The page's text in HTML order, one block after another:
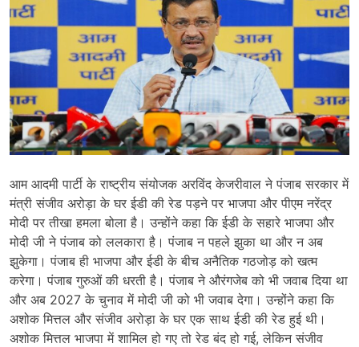
आम आदमी पार्टी के राष्ट्रीय संयोजक अरविंद केजरीवाल ने पंजाब सरकार में
मंत्री संजीव अरोड़ा के घर ईडी की रेड पड़ने पर भाजपा और पीएम नरेंद्र
मोदी पर तीखा हमला बोला है। उन्होंने कहा कि ईडी के सहारे भाजपा और
मोदी जी ने पंजाब को ललकारा है। पंजाब न पहले झुका था और न अब
झुकेगा। पंजाब ही भाजपा और ईडी के बीच अनैतिक गठजोड़ को खत्म
करेगा। पंजाब गुरुओं की धरती है। पंजाब ने औरंगजेब को भी जवाब दिया था
और अब 2027 के चुनाव में मोदी जी को भी जवाब देगा। उन्होंने कहा कि
अशोक मित्तल और संजीव अरोड़ा के घर एक साथ ईडी की रेड हुई थी।
अशोक मित्तल भाजपा में शामिल हो गए तो रेड बंद हो गई, लेकिन संजीव